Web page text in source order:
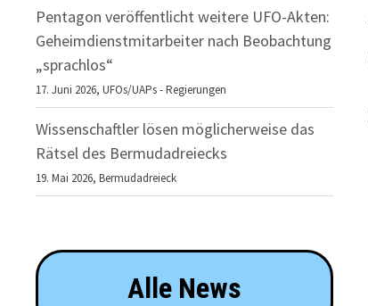
Pentagon veröffentlicht weitere UFO-Akten:
Geheimdienstmitarbeiter nach Beobachtung
„sprachlos“
17. Juni 2026,UFOs/UAPs - Regierungen
Wissenschaftler lösen möglicherweise das
Rätsel des Bermudadreiecks
19. Mai 2026,Bermudadreieck
Alle News